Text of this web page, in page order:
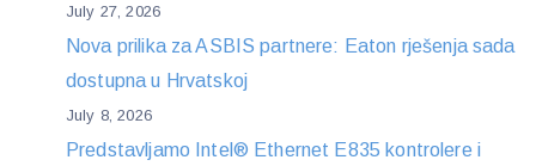
July 27, 2026
Nova prilika za ASBIS partnere: Eaton rješenja sada
dostupna u Hrvatskoj
July 8, 2026
Predstavljamo Intel® Ethernet E835 kontrolere i